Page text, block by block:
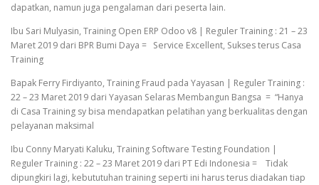
dapatkan, namun juga pengalaman dari peserta lain.
Ibu Sari Mulyasin, Training Open ERP Odoo v8 | Reguler Training : 21 – 23
Maret 2019 dari BPR Bumi Daya = Service Excellent, Sukses terus Casa
Training
Bapak Ferry Firdiyanto, Training Fraud pada Yayasan | Reguler Training :
22 – 23 Maret 2019 dari Yayasan Selaras Membangun Bangsa = “Hanya
di Casa Training sy bisa mendapatkan pelatihan yang berkualitas dengan
pelayanan maksimal
Ibu Conny Maryati Kaluku, Training Software Testing Foundation |
Reguler Training : 22 – 23 Maret 2019 dari PT Edi Indonesia = Tidak
dipungkiri lagi, kebututuhan training seperti ini harus terus diadakan tiap